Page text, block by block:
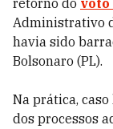
retorno do voto
Administrativo
havia sido
Bolsonaro (PL).
Na prática,
dos processos